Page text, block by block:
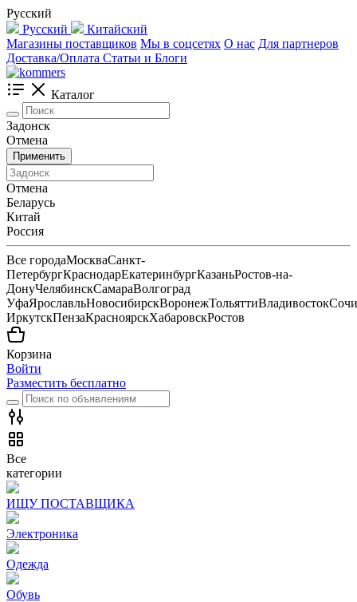
Русский
Русский
Китайский
Магазины поставщиков Мы в соцсетях О нас Для партнеров
Доставка/Оплата Статьи и Блоги
Каталог
Задонск
Отмена
Применить
Отмена
Беларусь
Китай
Россия
Все городаМоскваСанкт-
ПетербургКраснодарЕкатеринбургКазаньРостов-на-
ДонуЧелябинскСамараВолгоград
УфаЯрославльНовосибирскВоронежТольяттиВладивостокСочи
ИркутскПензаКрасноярскХабаровскРостов
Корзина
Войти
Разместить бесплатно
Все
категории
ИЩУ ПОСТАВЩИКА
Электроника
Одежда
Обувь